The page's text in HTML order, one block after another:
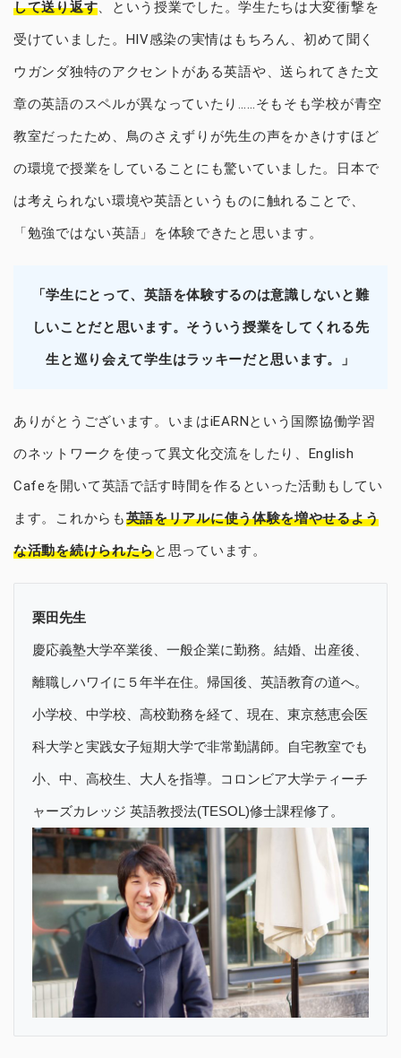
して送り返す、という授業でした。学生たちは大変衝撃を
受けていました。HIV感染の実情はもちろん、初めて聞く
ウガンダ独特のアクセントがある英語や、送られてきた文
章の英語のスペルが異なっていたり……そもそも学校が青空
教室だったため、鳥のさえずりが先生の声をかきけすほど
の環境で授業をしていることにも驚いていました。日本で
は考えられない環境や英語というものに触れることで、
「勉強ではない英語」を体験できたと思います。
「学生にとって、英語を体験するのは意識しないと難
しいことだと思います。そういう授業をしてくれる先
生と巡り会えて学生はラッキーだと思います。」
ありがとうございます。いまはiEARNという国際協働学習
のネットワークを使って異文化交流をしたり、English
Cafeを開いて英語で話す時間を作るといった活動もしてい
ます。これからも英語をリアルに使う体験を増やせるよう
な活動を続けられたらと思っています。
栗田先生
慶応義塾大学卒業後、一般企業に勤務。結婚、出産後、
離職しハワイに５年半在住。帰国後、英語教育の道へ。
小学校、中学校、高校勤務を経て、現在、東京慈恵会医
科大学と実践女子短期大学で非常勤講師。自宅教室でも
小、中、高校生、大人を指導。コロンビア大学ティーチ
ャーズカレッジ 英語教授法(TESOL)修士課程修了。